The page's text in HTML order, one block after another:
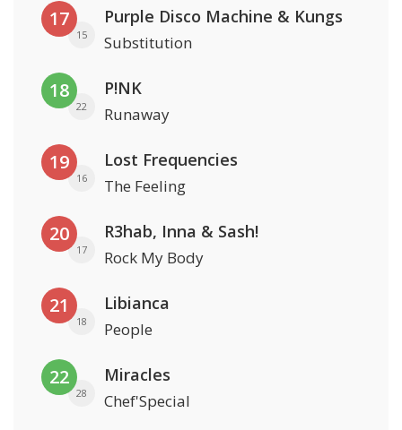
17
15
Purple Disco Machine & Kungs
Substitution
18
22
P!NK
Runaway
19
16
Lost Frequencies
The Feeling
20
17
R3hab, Inna & Sash!
Rock My Body
21
18
Libianca
People
22
28
Miracles
Chef'Special